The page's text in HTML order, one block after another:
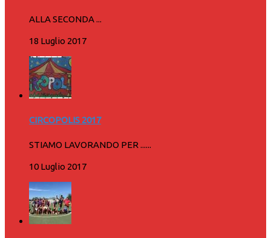
ALLA SECONDA ...
18 Luglio 2017
CIRCOPOLIS 2017
STIAMO LAVORANDO PER ......
10 Luglio 2017